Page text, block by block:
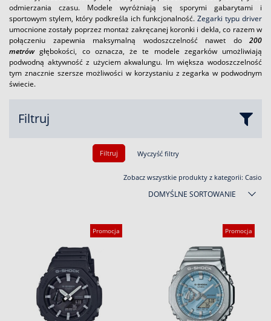
odmierzania czasu. Modele wyróżniają się sporymi gabarytami i
sportowym stylem, który podkreśla ich funkcjonalność. Zegarki typu driver
umocnione zostały poprzez montaż zakręcanej koronki i dekla, co razem w
połączeniu zapewnia maksymalną wodoszczelność nawet do 200
metrówgłębokości, co oznacza, że te modele zegarków umożliwiają
podwodną aktywność z użyciem akwalungu. Im większa wodoszczelność
tym znacznie szersze możliwości w korzystaniu z zegarka w podwodnym
świecie.
Filtruj
Filtruj Wyczyść filtry
Zobacz wszystkie produkty z kategorii: Casio
DOMYŚLNE SORTOWANIE
Promocja Promocja